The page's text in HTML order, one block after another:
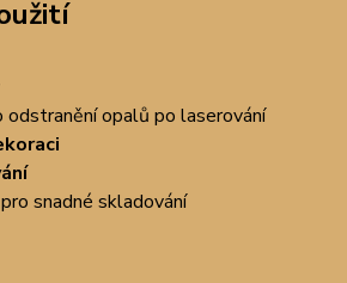
odstranění opalů po laserování
snadné skladování